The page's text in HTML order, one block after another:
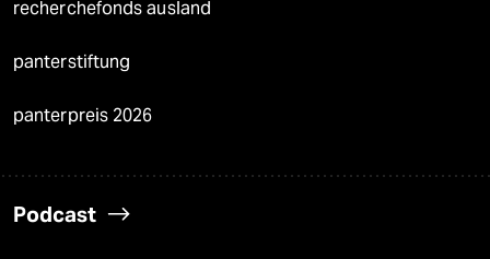
recherchefonds ausland
panterstiftung
panterpreis 2026
Podcast